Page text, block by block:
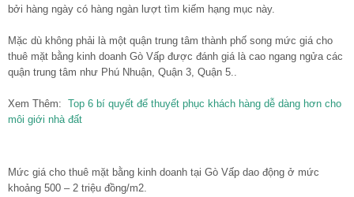
bởi hàng ngày có hàng ngàn lượt tìm kiếm hạng mục này.
Mặc dù không phải là một quận trung tâm thành phố song mức giá cho
thuê mặt bằng kinh doanh Gò Vấp được đánh giá là cao ngang ngửa các
quận trung tâm như Phú Nhuận, Quận 3, Quận 5..
Xem Thêm: Top 6 bí quyết để thuyết phục khách hàng dễ dàng hơn cho
môi giới nhà đất
Mức giá cho thuê mặt bằng kinh doanh tại Gò Vấp dao động ở mức
khoảng 500 – 2 triệu đồng/m2.